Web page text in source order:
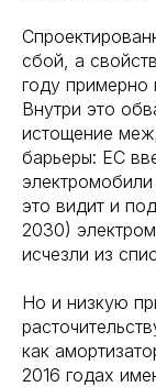
сбой, а
году примерно
Внутри это
истощение
барьеры: ЕС
это видит и
2030)
исчезли из
Но и низкую
как
2016 годах